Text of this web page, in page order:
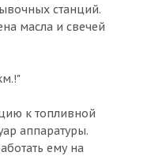
станций.
масла и свечей
к топливной
аппаратуры.
ему на